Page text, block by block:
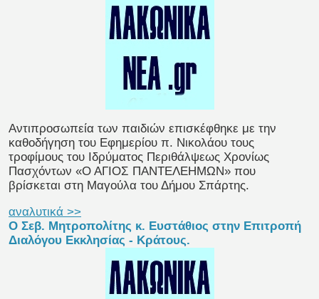
Αντιπροσωπεία των παιδιών επισκέφθηκε με την
καθοδήγηση του Εφημερίου π. Νικολάου τους
τροφίμους του Ιδρύματος Περιθάλψεως Χρονίως
Πασχόντων «Ο ΑΓΙΟΣ ΠΑΝΤΕΛΕΗΜΩΝ» που
βρίσκεται στη Μαγούλα του Δήμου Σπάρτης.
αναλυτικά >>
Ο Σεβ. Μητροπολίτης κ. Ευστάθιος στην Επιτροπή
Διαλόγου Εκκλησίας - Κράτους.